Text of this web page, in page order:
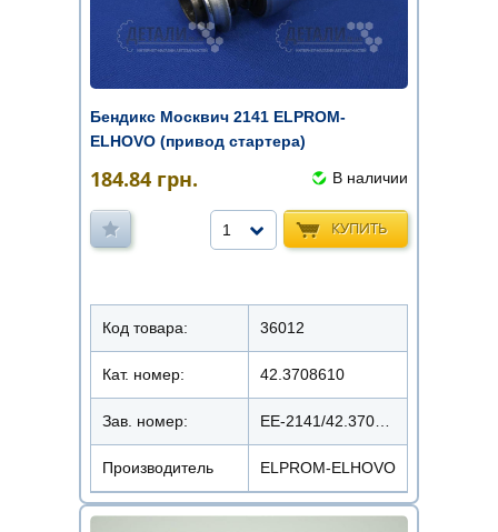
Бендикс Москвич 2141 ELPROM-
ELHOVO (привод стартера)
184.84 грн. В наличии
КУПИТЬ
1
Код товара: 36012
Кат. номер: 42.3708610
Зав. номер:
Производитель ELPROM-ELHOVO